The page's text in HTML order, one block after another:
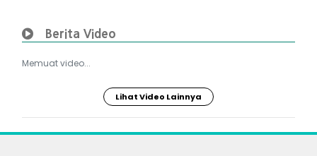
Berita Video
Memuat video...
Lihat Video Lainnya